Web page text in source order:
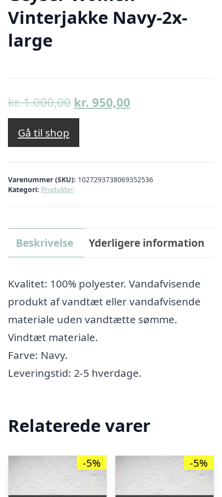
Vinterjakke Navy-2x-
large
kr.1.000,00 Den
oprindelige
var:
kr. 1.000,00.
kr. 950,00
kr. 950,00.
Gå til shop
Varenummer (SKU): 1027293738069352536
Kategori: Produkter
Beskrivelse Yderligere information
Kvalitet: 100% polyester. Vandafvisende
produkt af vandtæt eller vandafvisende
materiale uden vandtætte sømme.
Vindtæt materiale.
Farve: Navy.
Leveringstid: 2-5 hverdage.
Relaterede varer
-5% -5%